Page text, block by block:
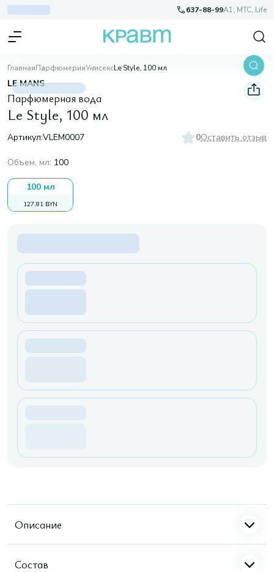
637-88-99A1, МТС, Life
ГлавнаяПарфюмерияУнисексLe Style, 100 мл
LE MANS
Парфюмерная вода
Le Style, 100 мл
Артикул:VLEM0007 0Оставить отзыв
Объем, мл: 100
100 мл
127,81 BYN
Описание
Состав